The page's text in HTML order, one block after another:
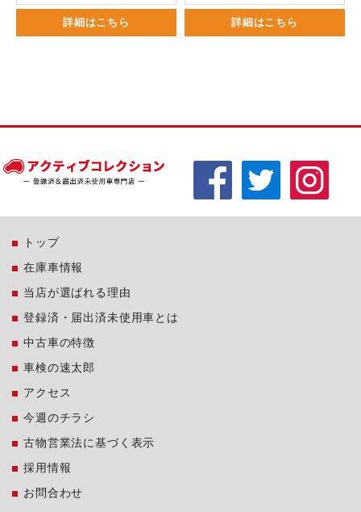
詳細はこちら 詳細はこちら
トップ
在庫車情報
当店が選ばれる理由
登録済・届出済未使用車とは
中古車の特徴
車検の速太郎
アクセス
今週のチラシ
古物営業法に基づく表示
採用情報
お問合わせ